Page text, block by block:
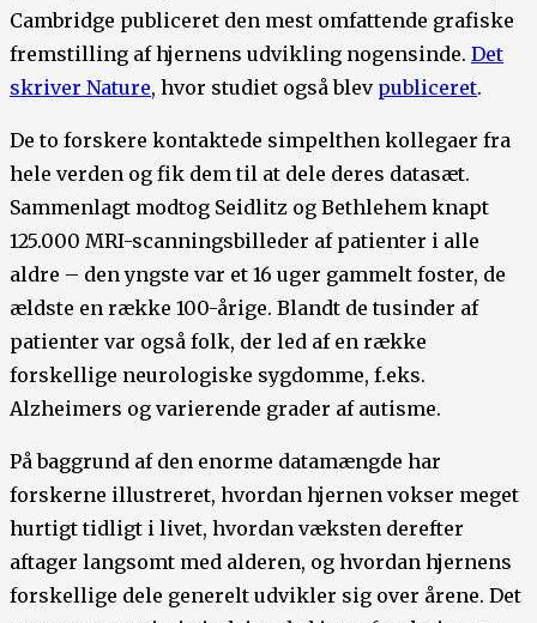
Cambridge publiceret den mest omfattende grafiske
fremstilling af hjernens udvikling nogensinde. Det
skriver Nature, hvor studiet også blev publiceret.
De to forskere kontaktede simpelthen kollegaer fra
hele verden og fik dem til at dele deres datasæt.
Sammenlagt modtog Seidlitz og Bethlehem knapt
125.000 MRI-scanningsbilleder af patienter i alle
aldre – den yngste var et 16 uger gammelt foster, de
ældste en række 100-årige. Blandt de tusinder af
patienter var også folk, der led af en række
forskellige neurologiske sygdomme, f.eks.
Alzheimers og varierende grader af autisme.
På baggrund af den enorme datamængde har
forskerne illustreret, hvordan hjernen vokser meget
hurtigt tidligt i livet, hvordan væksten derefter
aftager langsomt med alderen, og hvordan hjernens
forskellige dele generelt udvikler sig over årene. Det